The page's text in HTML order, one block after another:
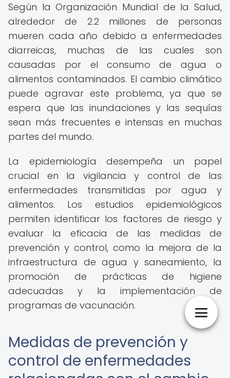
Según la Organización Mundial de la Salud,
alrededor de 2.2 millones de personas
mueren cada año debido a enfermedades
diarreicas, muchas de las cuales son
causadas por el consumo de agua o
alimentos contaminados. El cambio climático
puede agravar este problema, ya que se
espera que las inundaciones y las sequías
sean más frecuentes e intensas en muchas
partes del mundo.
La epidemiología desempeña un papel
crucial en la vigilancia y control de las
enfermedades transmitidas por agua y
alimentos. Los estudios epidemiológicos
permiten identificar los factores de riesgo y
evaluar la eficacia de las medidas de
prevención y control, como la mejora de la
infraestructura de agua y saneamiento, la
promoción de prácticas de higiene
adecuadas y la implementación de
programas de vacunación.
Medidas de prevención y
control de enfermedades